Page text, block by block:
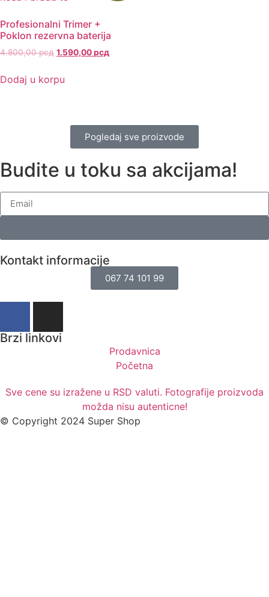
Profesionalni Trimer +
Poklon rezervna baterija
4.800,00рсд 1.590,00рсд
Dodaj u korpu
Pogledaj sve proizvode
Budite u toku sa akcijama!
Kontakt informacije
067 74 101 99
Brzi linkovi
Prodavnica
Početna
Sve cene su izražene u RSD valuti. Fotografije proizvoda
možda nisu autenticne!
© Copyright 2024 Super Shop